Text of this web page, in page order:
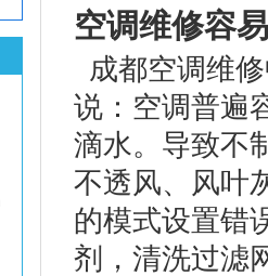
空调维修容
成都空调维
说：空调普遍
滴水。导致不
不透风、风叶
的模式设置错
剂，清洗过滤